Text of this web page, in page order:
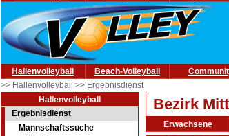
Hallenvolleyball Beach-Volleyball
>> Hallenvolleyball >> Ergebnisdienst
Hallenvolleyball
Ergebnisdienst
Mannschaftssuche
Bezirk
Erwachsene